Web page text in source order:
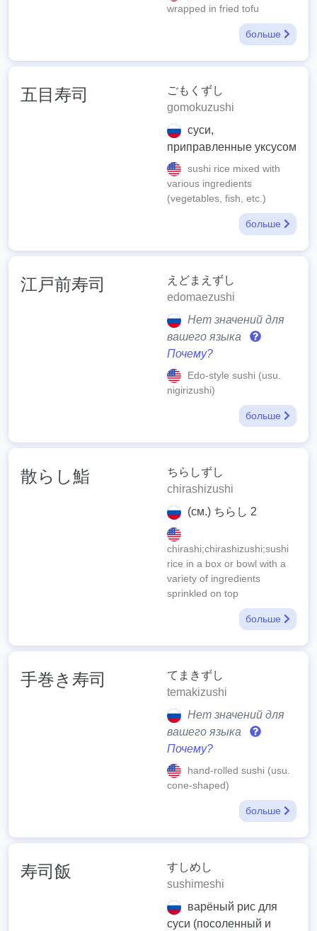
wrapped in fried tofu
больше
五目寿司
ごもくずし
gomokuzushi
суси,
приправленные уксусом
sushi rice mixed with
various ingredients
(vegetables, fish, etc.)
больше
江戸前寿司
えどまえずし
edomaezushi
Нет значений для
вашего языка
Почему?
Edo-style sushi (usu.
nigirizushi)
больше
散らし鮨
ちらしずし
chirashizushi
(см.) ちらし 2
chirashi;chirashizushi;sushi
rice in a box or bowl with a
variety of ingredients
sprinkled on top
больше
手巻き寿司
てまきずし
temakizushi
Нет значений для
вашего языка
Почему?
hand-rolled sushi (usu.
cone-shaped)
больше
寿司飯
すしめし
sushimeshi
варёный рис для
суси (посоленный и